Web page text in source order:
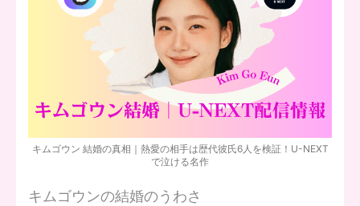
キムゴウン 結婚の真相｜熱愛の相手は歴代彼氏6人を検証！U-NEXT
で泣ける名作
キムゴウンの結婚のうわさ